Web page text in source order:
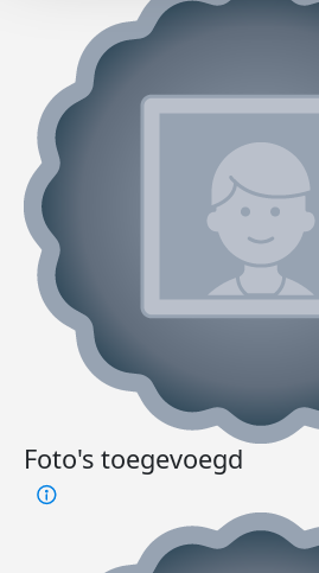
Foto's toegevoegd